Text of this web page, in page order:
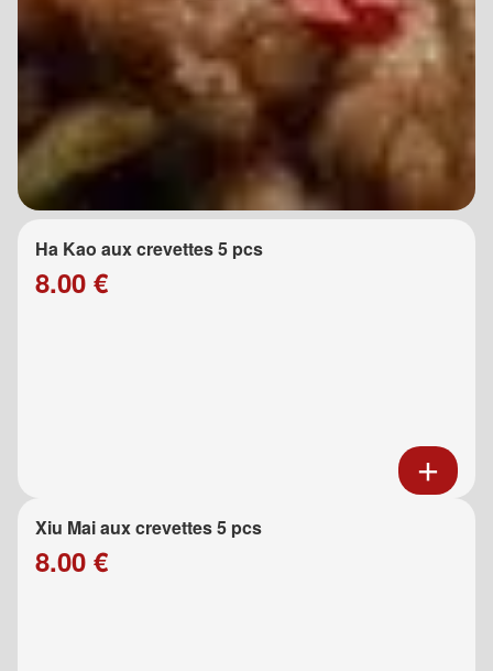
Ha Kao aux crevettes 5 pcs
8.00 €
Xiu Mai aux crevettes 5 pcs
8.00 €